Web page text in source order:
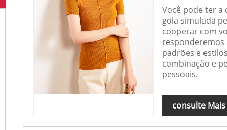
Você pode ter a
gola simulada
cooperar com
responderemos
padrões e
combinação e
pessoais.
consulte